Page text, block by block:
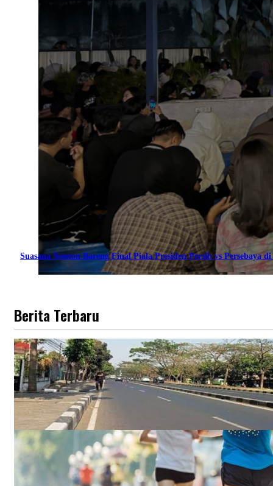
Suasana Nonton Bareng Final Piala Presiden Persib vs Persebaya di
Berita Terbaru